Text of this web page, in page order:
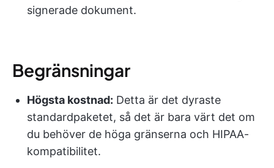
signerade dokument.
Begränsningar
Högsta kostnad: Detta är det dyraste
standardpaketet, så det är bara värt det om
du behöver de höga gränserna och HIPAA-
kompatibilitet.